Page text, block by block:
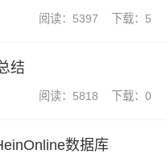
阅读：5397 下载：5
结
阅读：5818 下载：0
数据库